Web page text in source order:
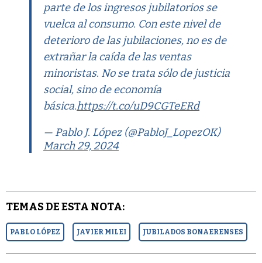
parte de los ingresos jubilatorios se
vuelca al consumo. Con este nivel de
deterioro de las jubilaciones, no es de
extrañar la caída de las ventas
minoristas. No se trata sólo de justicia
social, sino de economía
básica.https://t.co/uD9CGTeERd
— Pablo J. López (@PabloJ_LopezOK)
March 29, 2024
TEMAS DE ESTA NOTA:
PABLO LÓPEZ JAVIER MILEI JUBILADOS BONAERENSES